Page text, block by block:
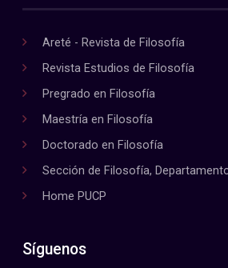
Areté - Revista de Filosofía
Revista Estudios de Filosofía
Pregrado en Filosofía
Maestría en Filosofía
Doctorado en Filosofía
Sección de Filosofía,
Home PUCP
Síguenos